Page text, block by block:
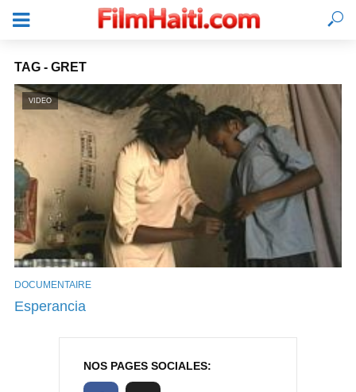
SE CONNECTER
TAG - GRET
VIDEO
DOCUMENTAIRE
Esperancia
NOS PAGES SOCIALES: